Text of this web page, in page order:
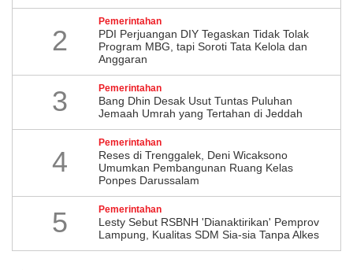
2
Pemerintahan
PDI Perjuangan DIY Tegaskan Tidak Tolak
Program MBG, tapi Soroti Tata Kelola dan
Anggaran
3 Pemerintahan
Bang Dhin Desak Usut Tuntas Puluhan
Jemaah Umrah yang Tertahan di Jeddah
4
Pemerintahan
​Reses di Trenggalek, Deni Wicaksono
Umumkan Pembangunan Ruang Kelas
Ponpes Darussalam
5 Pemerintahan
Lesty Sebut RSBNH 'Dianaktirikan' Pemprov
Lampung, Kualitas SDM Sia-sia Tanpa Alkes